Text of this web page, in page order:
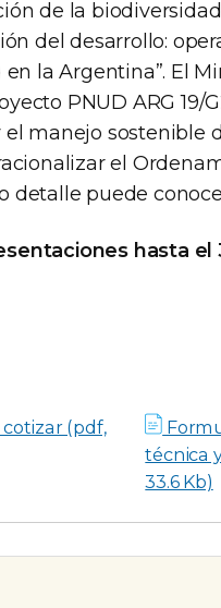
de la
del desarrollo:
en la Argentina”. El
PNUD ARG 19/
manejo sostenible
el
detalle puede
hasta el
(pdf,
técnica
33.6 Kb)